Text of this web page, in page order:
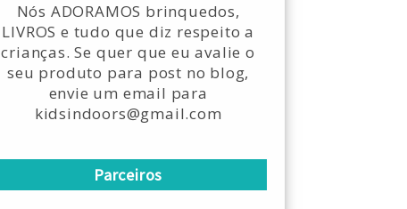
Nós ADORAMOS brinquedos,
LIVROS e tudo que diz respeito a
crianças. Se quer que eu avalie o
seu produto para post no blog,
envie um email para
kidsindoors@gmail.com
Parceiros